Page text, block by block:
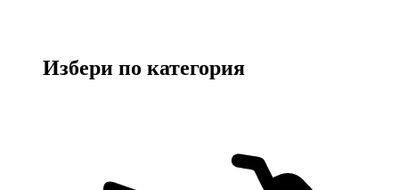
Избери по категория